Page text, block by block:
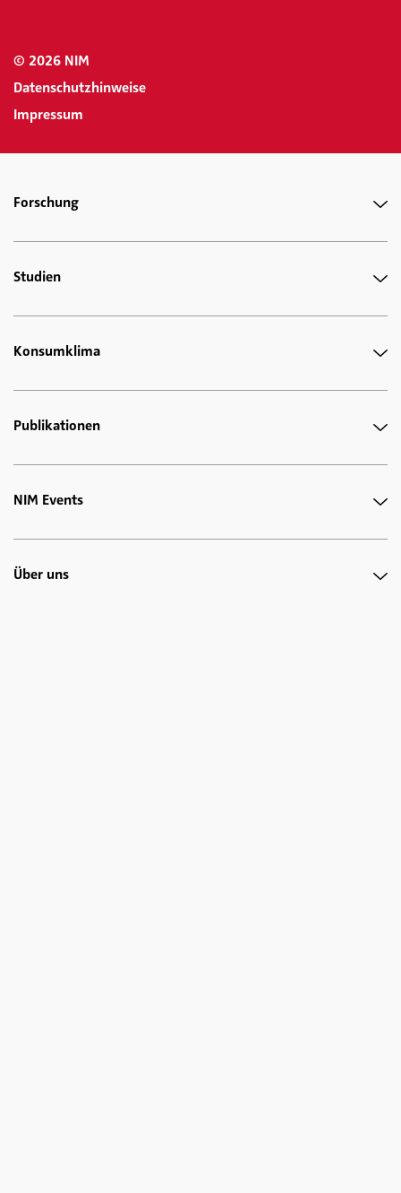
© 2026 NIM
Datenschutzhinweise
Impressum
Forschung
Studien
Konsumklima
Publikationen
NIM Events
Über uns